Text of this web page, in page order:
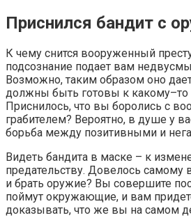
Приснился бандит с
К чему снится вооруженный
подсознание подает вам
Возможно, таким образом оно
должны быть готовы к
Приснилось, что вы боролись с
грабителем? Вероятно, в душе у
борьба между позитивными и
Видеть бандита в маске – к
предательству. Довелось самому
и брать оружие? Вы совершите
поймут окружающие, и вам
доказывать, что же вы на самом